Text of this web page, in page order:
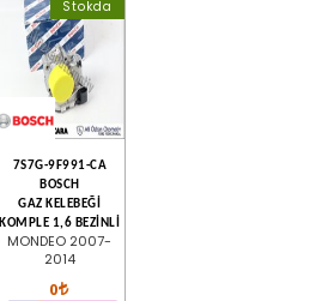
Stokda
7S7G-9F991-CA
BOSCH
GAZ KELEBEĞİ
KOMPLE 1,6 BEZİNLİ
MONDEO 2007-
2014
0